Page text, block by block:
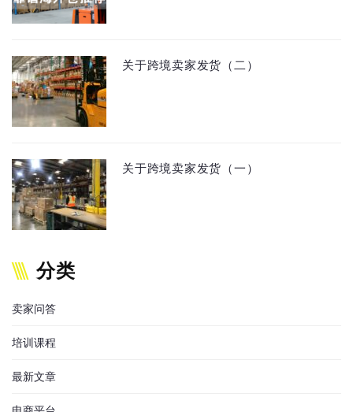
关于跨境卖家发货（二）
关于跨境卖家发货（一）
分类
卖家问答
培训课程
最新文章